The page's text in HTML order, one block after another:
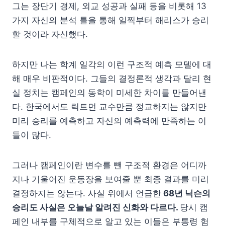
그는 장단기 경제, 외교 성공과 실패 등을 비롯해 13
가지 자신의 분석 틀을 통해 일찍부터 해리스가 승리
할 것이라 자신했다.
하지만 나는 학계 일각의 이런 구조적 예측 모델에 대
해 매우 비판적이다. 그들의 결정론적 생각과 달리 현
실 정치는 캠페인의 동학이 미세한 차이를 만들어낸
다. 한국에서도 릭트먼 교수만큼 정교하지는 않지만
미리 승리를 예측하고 자신의 예측력에 만족하는 이
들이 많다.
그러나 캠페인이란 변수를 뺀 구조적 환경은 어디까
지나 기울어진 운동장을 보여줄 뿐 최종 결과를 미리
결정하지는 않는다. 사실 위에서 언급한 68년 닉슨의
승리도 사실은 오늘날 알려진 신화와 다르다. 당시 캠
페인 내부를 구체적으로 알고 있는 이들은 부통령 험